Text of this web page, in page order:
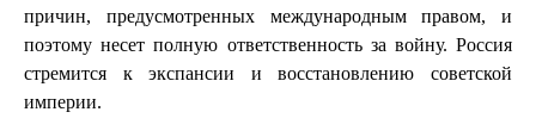
причин, предусмотренных международным правом, и
поэтому несет полную ответственность за войну. Россия
стремится к экспансии и восстановлению советской
империи.